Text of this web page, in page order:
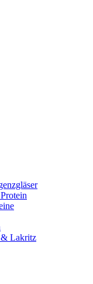
& Lakritz